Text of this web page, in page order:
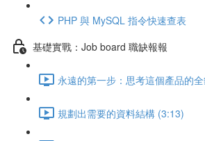
PHP 與 MySQL 指令快速查表
基礎實戰：Job board 職缺報報
永遠的第一步：思考這個產品的
規劃出需要的資料結構 (3:13)